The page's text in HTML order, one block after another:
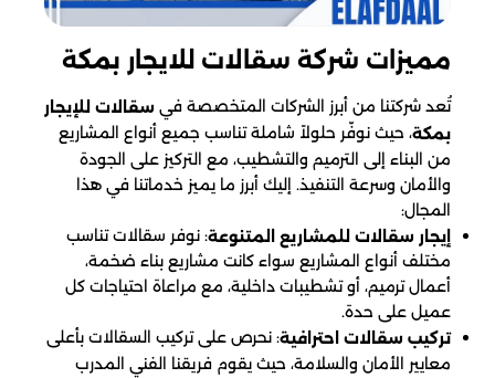
مميزات شركة سقالات للايجار​ بمكة
تُعد شركتنا من أبرز الشركات المتخصصة في سقالات للإيجار
بمكة، حيث نوفّر حلولاً شاملة تناسب جميع أنواع المشاريع
من البناء إلى الترميم والتشطيب، مع التركيز على الجودة
والأمان وسرعة التنفيذ. إليك أبرز ما يميز خدماتنا في هذا
المجال:
إيجار سقالات للمشاريع المتنوعة: نوفر سقالات تناسب
مختلف أنواع المشاريع سواء كانت مشاريع بناء ضخمة،
أعمال ترميم، أو تشطيبات داخلية، مع مراعاة احتياجات كل
عميل على حدة.
تركيب سقالات احترافية: نحرص على تركيب السقالات بأعلى
معايير الأمان والسلامة، حيث يقوم فريقنا الفني المدرب